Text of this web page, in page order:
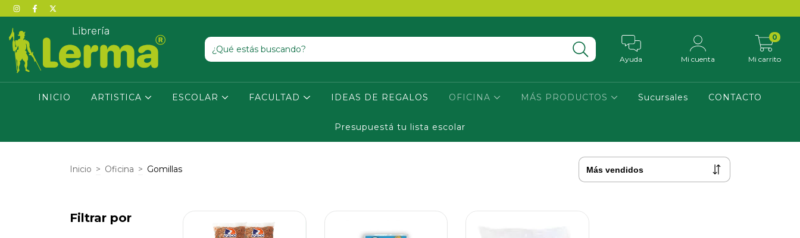
Ayuda Mi cuenta Mi carrito
0
INICIO ARTISTICA ESCOLAR FACULTAD IDEAS DE REGALOS OFICINA MÁS PRODUCTOS Sucursales CONTACTO
Presupuestá tu lista escolar
Inicio > Oficina > Gomillas
Filtrar por